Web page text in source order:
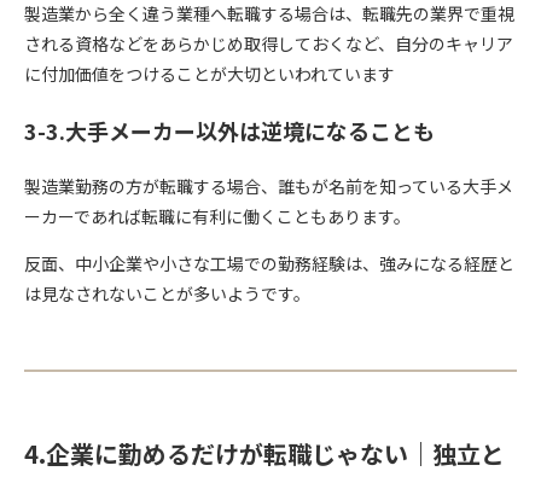
製造業から全く違う業種へ転職する場合は、転職先の業界で重視
される資格などをあらかじめ取得しておくなど、自分のキャリア
に付加価値をつけることが大切といわれています
3-3.大手メーカー以外は逆境になることも
製造業勤務の方が転職する場合、誰もが名前を知っている大手メ
ーカーであれば転職に有利に働くこともあります。
反面、中小企業や小さな工場での勤務経験は、強みになる経歴と
は見なされないことが多いようです。
4.企業に勤めるだけが転職じゃない｜独立と